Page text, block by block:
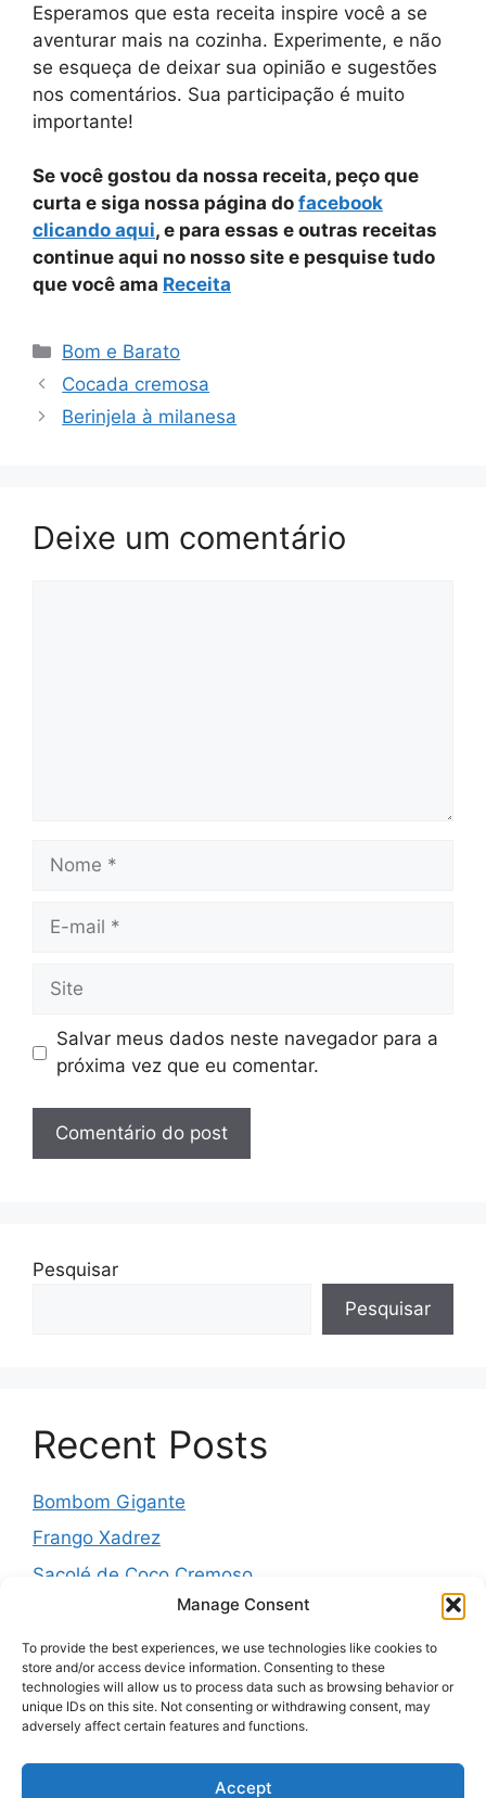
Manage Consent
To provide the best experiences, we use technologies like cookies to
store and/or access device information. Consenting to these
technologies will allow us to process data such as browsing behavior or
unique IDs on this site. Not consenting or withdrawing consent, may
adversely affect certain features and functions.
Accept
Esperamos que esta receita inspire você a se
aventurar mais na cozinha. Experimente, e não
se esqueça de deixar sua opinião e sugestões
nos comentários. Sua participação é muito
importante!
Se você gostou da nossa receita, peço que
curta e siga nossa página do facebook
clicando aqui, e para essas e outras receitas
continue aqui no nosso site e pesquise tudo
que você ama Receita
Categorias
Bom e Barato
Cocada cremosa
Berinjela à milanesa
Deixe um comentário
Nome
Site
Salvar meus dados neste navegador para a
próxima vez que eu comentar.
Pesquisar
Pesquisar
Recent Posts
Bombom Gigante
Frango Xadrez
Sacolé de Coco Cremoso
Torta de cebola molhadinha
Pernil Assado com Laranja, Alho e Ervas
Recent Comments